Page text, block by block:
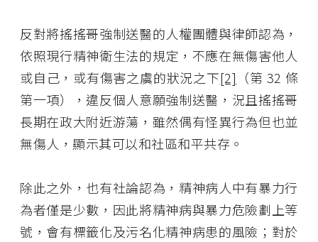
反對將搖搖哥強制送醫的人權團體與律師認為，
依照現行精神衛生法的規定，不應在無傷害他人
或自己，或有傷害之虞的狀況之下[2] （第 32 條
第一項），違反個人意願強制送醫，況且搖搖哥
長期在政大附近游蕩，雖然偶有怪異行為但也並
無傷人，顯示其可以和社區和平共存。
除此之外，也有社論認為，精神病人中有暴力行
為者僅是少數，因此將精神病與暴力危險劃上等
號，會有標籤化及污名化精神病患的風險；對於